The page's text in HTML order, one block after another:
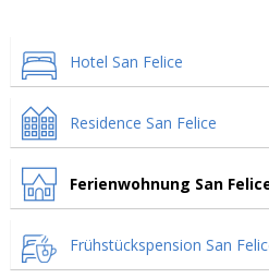
Hotel San Felice
Residence San Felice
Ferienwohnung San
Frühstückspension San